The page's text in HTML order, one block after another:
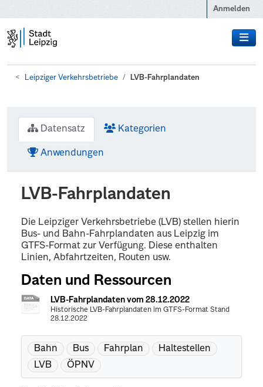
Anmelden
Leipziger Verkehrsbetriebe LVB-Fahrplandaten
Datensatz Kategorien
Anwendungen
LVB-Fahrplandaten
Die Leipziger Verkehrsbetriebe (LVB) stellen hierin
Bus- und Bahn-Fahrplandaten aus Leipzig im
GTFS-Format zur Verfügung. Diese enthalten
Linien, Abfahrtzeiten, Routen usw.
Daten und Ressourcen
LVB-Fahrplandaten vom 28.12.2022
Historische LVB-Fahrplandaten im GTFS-Format Stand
28.12.2022
Bahn Bus Fahrplan
Haltestellen
LVB
ÖPNV